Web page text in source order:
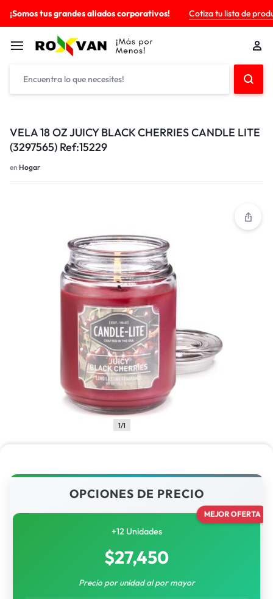
¡Somos tus grandes aliados corporativos! Cotiza tu lista de
VELA 18 OZ JUICY BLACK CHERRIES CANDLE LITE
(3297565) Ref:15229
en Hogar
1/1
OPCIONES DE PRECIO
MEJOR OFERTA
+12 Unidades
$27,450
Precio por unidad al por mayor